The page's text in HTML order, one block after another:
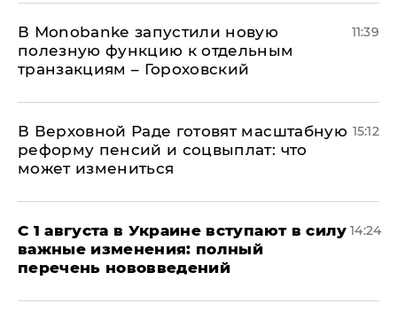
В Мonobankе запустили новую
полезную функцию к отдельным
транзакциям – Гороховский
11:39
В Верховной Раде готовят масштабную
реформу пенсий и соцвыплат: что
может измениться
15:12
С 1 августа в Украине вступают в силу
важные изменения: полный
перечень нововведений
14:24